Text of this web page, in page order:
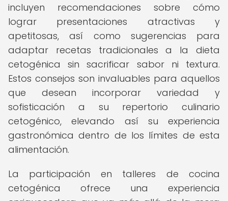
incluyen recomendaciones sobre cómo
lograr presentaciones atractivas y
apetitosas, así como sugerencias para
adaptar recetas tradicionales a la dieta
cetogénica sin sacrificar sabor ni textura.
Estos consejos son invaluables para aquellos
que desean incorporar variedad y
sofisticación a su repertorio culinario
cetogénico, elevando así su experiencia
gastronómica dentro de los límites de esta
alimentación.
La participación en talleres de cocina
cetogénica ofrece una experiencia